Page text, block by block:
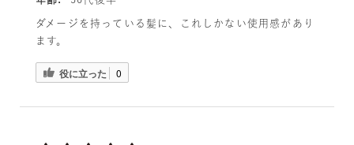
ダメージを持っている髪に、これしかない使用感があり
ます。
役に立った 0